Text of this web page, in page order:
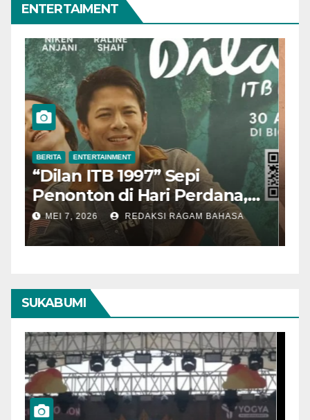
ENTERTAIMENT
BERITA ENTERTAINMENT
“Dilan ITB 1997” Sepi
Penonton di Hari Perdana,
Pengamat Nilai Cerita
Kurang Kuat
MEI 7, 2026 REDAKSI RAGAM BAHASA
SUKABUMI